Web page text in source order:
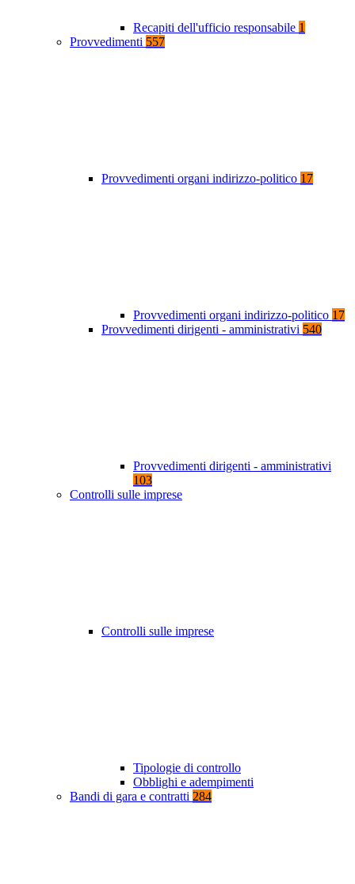
Recapiti dell'ufficio responsabile 1
Provvedimenti 557
Provvedimenti organi indirizzo-politico 17
Provvedimenti organi indirizzo-politico 17
Provvedimenti dirigenti - amministrativi 540
Provvedimenti dirigenti - amministrativi
103
Controlli sulle imprese
Controlli sulle imprese
Tipologie di controllo
Obblighi e adempimenti
Bandi di gara e contratti 284